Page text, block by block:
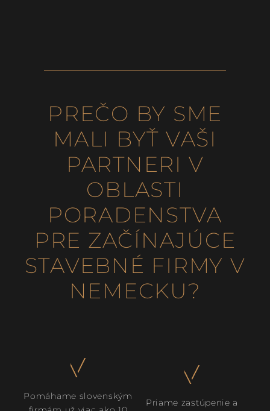
PREČO BY SME
MALI BYŤ VAŠI
PARTNERI V
OBLASTI
PORADENSTVA
PRE ZAČÍNAJÚCE
STAVEBNÉ FIRMY V
NEMECKU?
Pomáhame slovenským
Priame zastúpenie a